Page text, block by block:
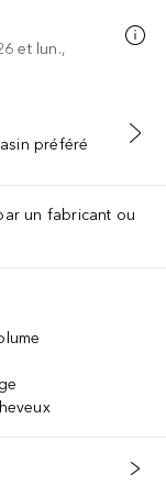
et lun.,
préféré
un fabricant ou